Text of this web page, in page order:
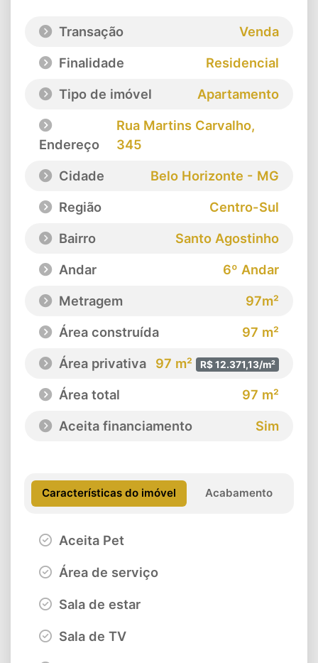
Transação
Venda
Finalidade
Residencial
Tipo de imóvel
Apartamento
Endereço
Rua Martins Carvalho,
345
Cidade
Belo Horizonte - MG
Região
Centro-Sul
Bairro
Santo Agostinho
Andar
6º Andar
Metragem
97m²
Área construída
97 m²
Área privativa
97 m² R$ 12.371,13/m²
Área total
97 m²
Aceita financiamento
Sim
Características do imóvel Acabamento
Aceita Pet
Área de serviço
Sala de estar
Sala de TV